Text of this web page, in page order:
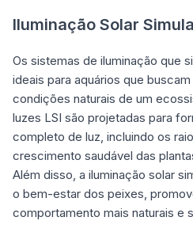
Iluminação Solar
Os sistemas de iluminação que
ideais para aquários que
condições naturais de um
luzes LSI são projetadas para
completo de luz, incluindo os
crescimento saudável das
Além disso, a iluminação solar
o bem-estar dos peixes,
comportamento mais naturais e